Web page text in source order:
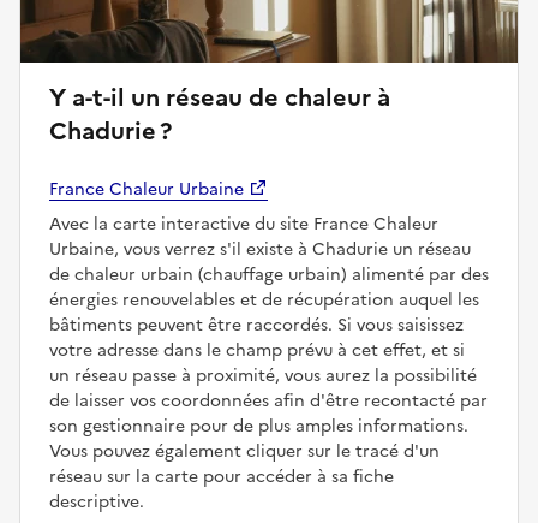
Y a-t-il un réseau de chaleur à
Chadurie ?
France Chaleur Urbaine
Avec la carte interactive du site France Chaleur
Urbaine, vous verrez s'il existe à Chadurie un réseau
de chaleur urbain (chauffage urbain) alimenté par des
énergies renouvelables et de récupération auquel les
bâtiments peuvent être raccordés. Si vous saisissez
votre adresse dans le champ prévu à cet effet, et si
un réseau passe à proximité, vous aurez la possibilité
de laisser vos coordonnées afin d'être recontacté par
son gestionnaire pour de plus amples informations.
Vous pouvez également cliquer sur le tracé d'un
réseau sur la carte pour accéder à sa fiche
descriptive.